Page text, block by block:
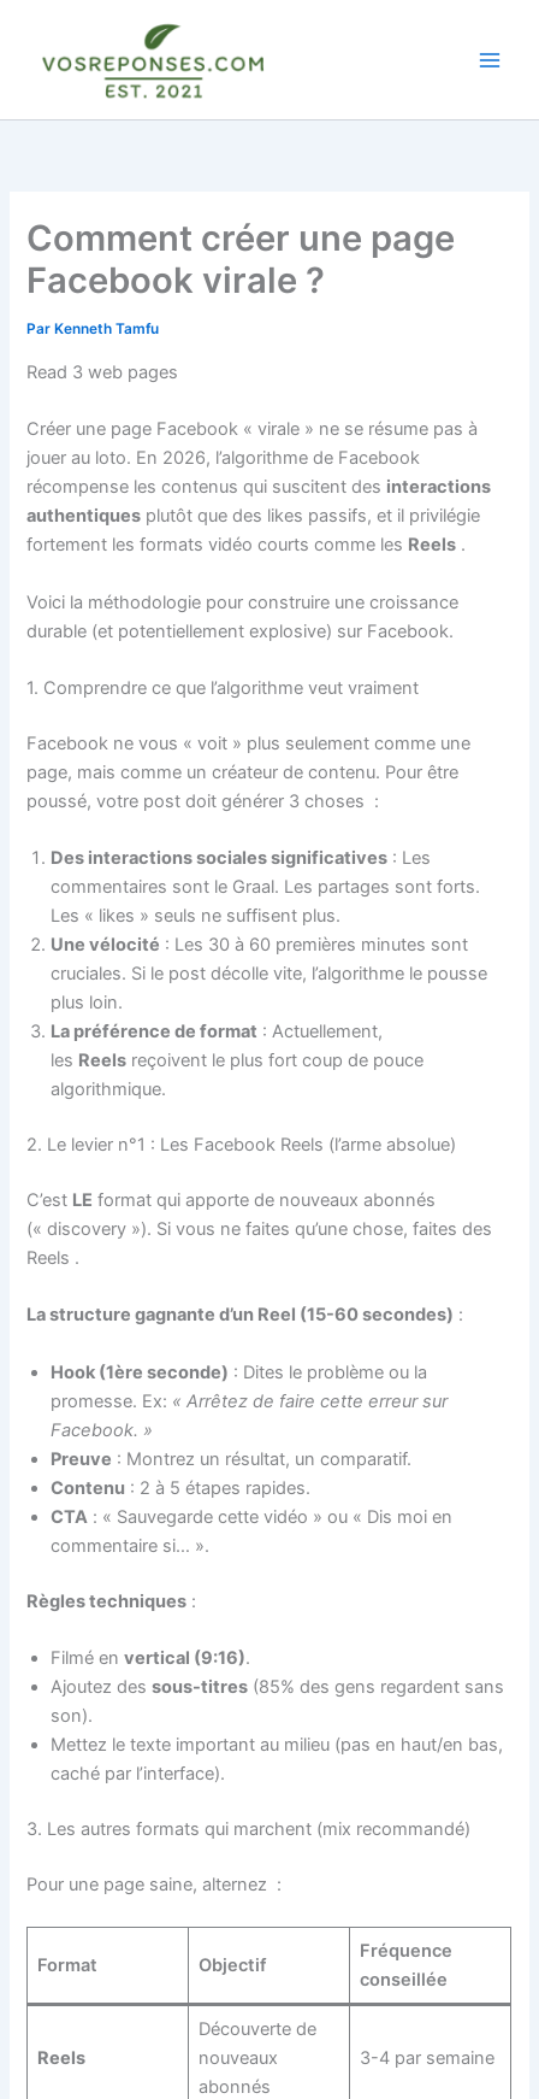
contenu
Comment créer une page
Facebook virale ?
Par Kenneth Tamfu
Read 3 web pages
Créer une page Facebook « virale » ne se résume pas à
jouer au loto. En 2026, l’algorithme de Facebook
récompense les contenus qui suscitent des interactions
authentiques plutôt que des likes passifs, et il privilégie
fortement les formats vidéo courts comme les Reels .
Voici la méthodologie pour construire une croissance
durable (et potentiellement explosive) sur Facebook.
1. Comprendre ce que l’algorithme veut vraiment
Facebook ne vous « voit » plus seulement comme une
page, mais comme un créateur de contenu. Pour être
poussé, votre post doit générer 3 choses :
Des interactions sociales significatives : Les
commentaires sont le Graal. Les partages sont forts.
Les « likes » seuls ne suffisent plus.
Une vélocité : Les 30 à 60 premières minutes sont
cruciales. Si le post décolle vite, l’algorithme le pousse
plus loin.
La préférence de format : Actuellement,
les Reels reçoivent le plus fort coup de pouce
algorithmique.
2. Le levier n°1 : Les Facebook Reels (l’arme absolue)
C’est LE format qui apporte de nouveaux abonnés
(« discovery »). Si vous ne faites qu’une chose, faites des
Reels .
La structure gagnante d’un Reel (15-60 secondes) :
Hook (1ère seconde) : Dites le problème ou la
promesse. Ex: « Arrêtez de faire cette erreur sur
Facebook. »
Preuve : Montrez un résultat, un comparatif.
Contenu : 2 à 5 étapes rapides.
CTA : « Sauvegarde cette vidéo » ou « Dis moi en
commentaire si… ».
Règles techniques :
Filmé envertical (9:16).
Ajoutez dessous-titres (85% des gens regardent sans
son).
Mettez le texte important au milieu (pas en haut/en bas,
caché par l’interface).
3. Les autres formats qui marchent (mix recommandé)
Pour une page saine, alternez :
Format Objectif
Fréquence
conseillée
Reels
Découverte de
nouveaux
abonnés
3-4 par semaine